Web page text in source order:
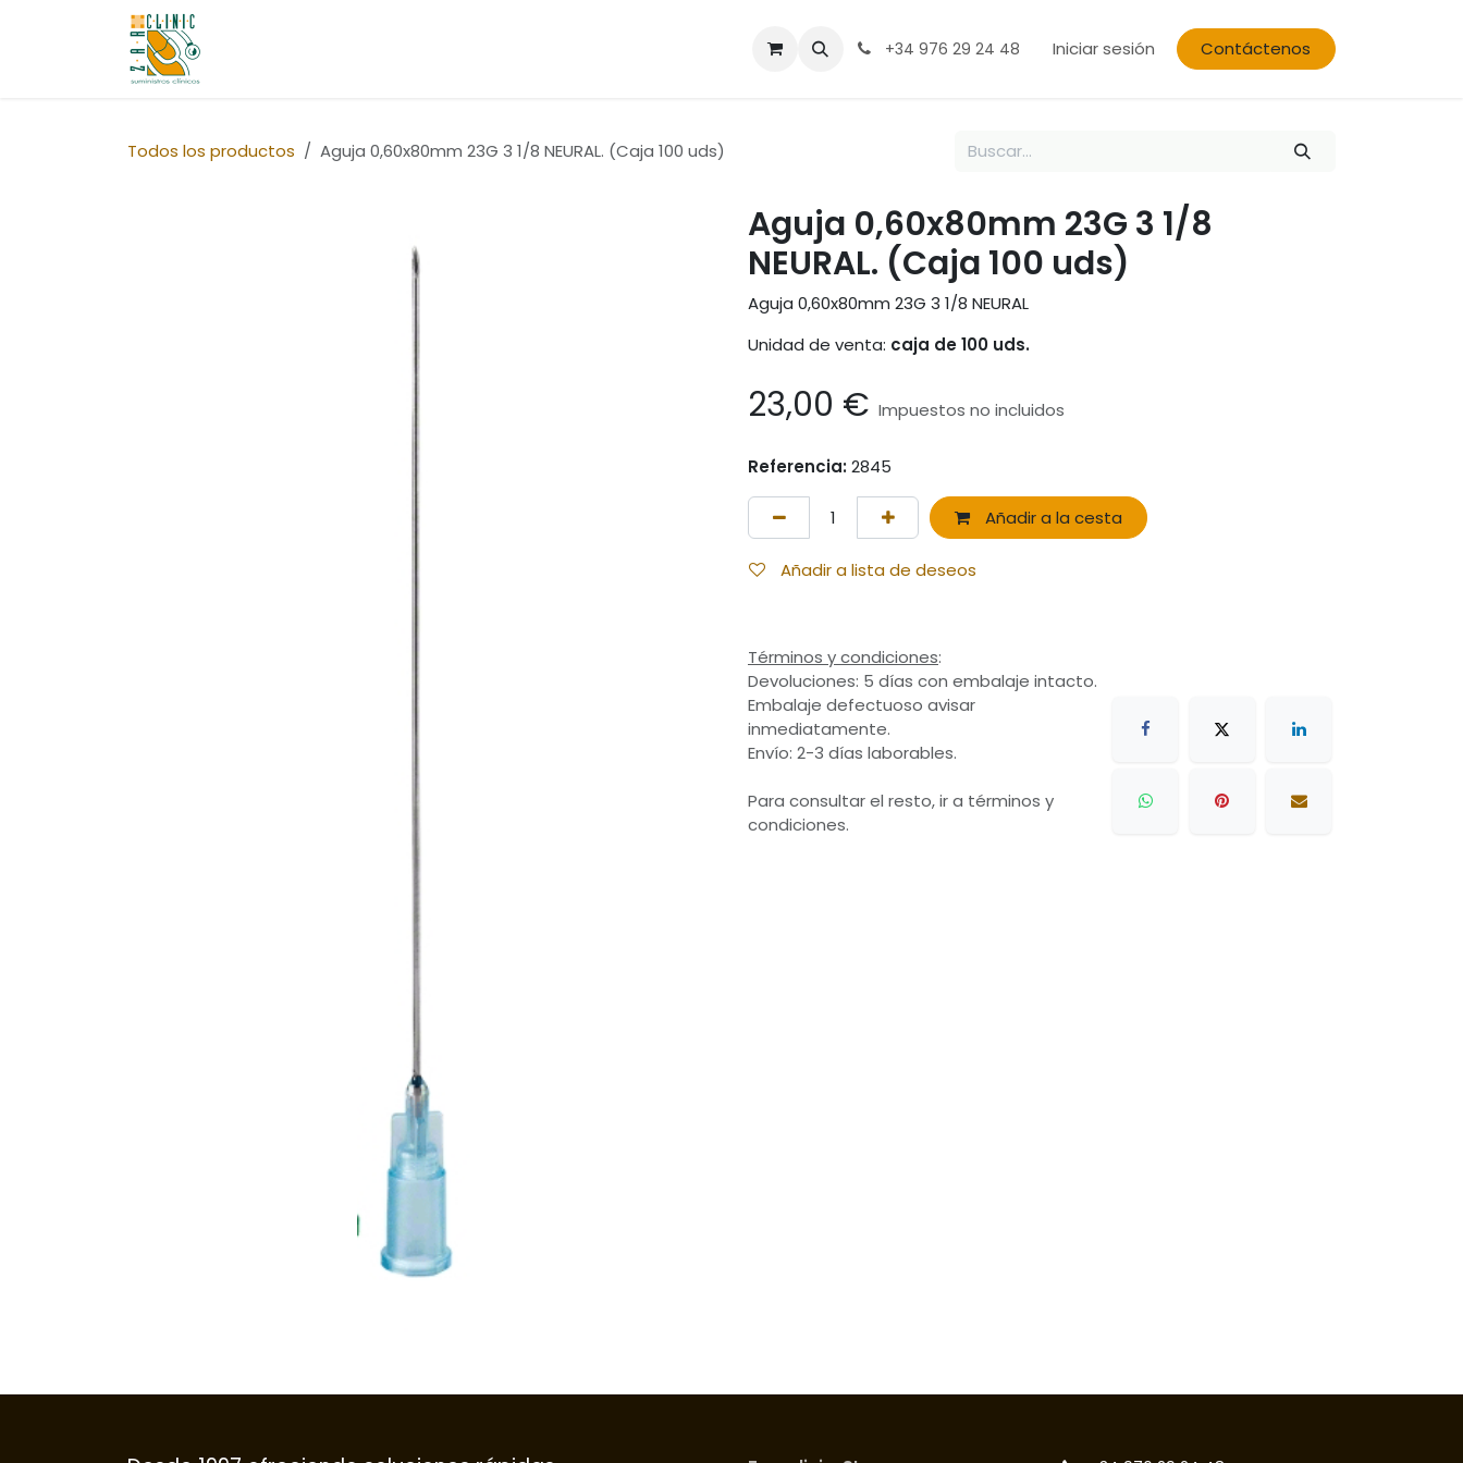
+34 976 29 24 48 Iniciar sesión Contáctenos
Todos los productos Aguja 0,60x80mm 23G 3 1/8 NEURAL. (Caja 100 uds)
Aguja 0,60x80mm 23G 3 1/8
NEURAL. (Caja 100 uds)
Aguja 0,60x80mm 23G 3 1/8 NEURAL
Unidad de venta: caja de 100 uds.
23,00 € Impuestos no incluidos
Referencia:2845
Añadir a la cesta
Añadir a lista de deseos
Términos y condiciones:
Devoluciones: 5 días con embalaje intacto.
Embalaje defectuoso avisar
inmediatamente.
Envío: 2-3 días laborables.
Para consultar el resto, ir a términos y
condiciones.